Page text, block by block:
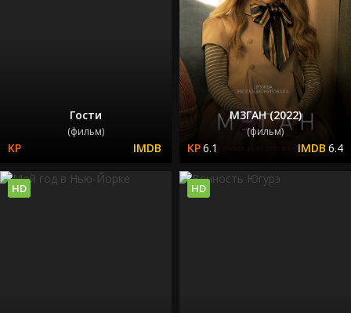
Гости
(фильм)
М3ГАН (2022)
(фильм)
6.1 6.4
HD HD